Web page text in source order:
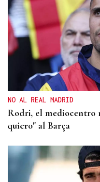
NO AL REAL MADRID
Rodri, el mediocentro
quiero" al Barça